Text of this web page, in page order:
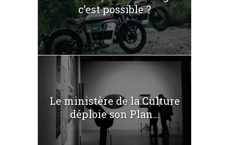
c’est possible ?
Le ministère de la Culture
déploie son Plan...